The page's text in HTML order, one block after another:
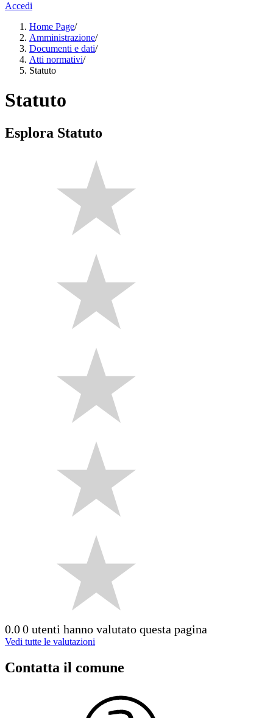
Accedi
Home Page/
Amministrazione/
Documenti e dati/
Atti normativi/
Statuto
Statuto
Esplora Statuto
0.00 utenti hanno valutato questa pagina
Vedi tutte le valutazioni
Contatta il comune